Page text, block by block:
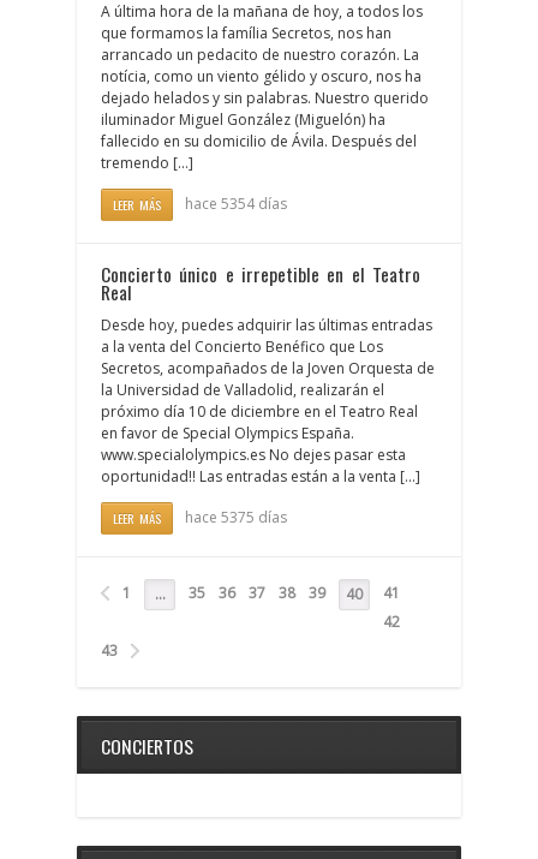
A última hora de la mañana de hoy, a todos los
que formamos la família Secretos, nos han
arrancado un pedacito de nuestro corazón. La
notícia, como un viento gélido y oscuro, nos ha
dejado helados y sin palabras. Nuestro querido
iluminador Miguel González (Miguelón) ha
fallecido en su domicilio de Ávila. Después del
tremendo [...]
LEER MÁS hace 5354 días
Concierto único e irrepetible en el Teatro
Real
Desde hoy, puedes adquirir las últimas entradas
a la venta del Concierto Benéfico que Los
Secretos, acompañados de la Joven Orquesta de
la Universidad de Valladolid, realizarán el
próximo día 10 de diciembre en el Teatro Real
en favor de Special Olympics España.
www.specialolympics.es No dejes pasar esta
oportunidad!! Las entradas están a la venta [...]
LEER MÁS hace 5375 días
1 … 35 36 37 38 39 40
41
42
43
CONCIERTOS